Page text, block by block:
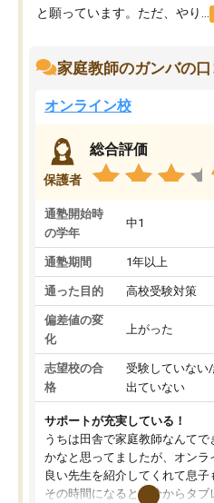
と願っています。ただ、やり...
家庭教師のガンバの
オンライン校
保護者
総合評価
通塾開始時
の学年
中1
通塾期間 1年以上
通った目的 高校受験対策
偏差値の変
化
上がった
志望校の合
格
受験していない
出ていない
サポートが充実している！
うちは田舎で家庭教師なんてで
かなと思ってましたが、オンラ
良い先生を紹介してくれて息子
その時間になると自分からタブ